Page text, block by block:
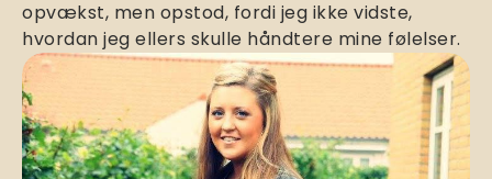
opvækst, men opstod, fordi jeg ikke vidste,
hvordan jeg ellers skulle håndtere mine følelser.